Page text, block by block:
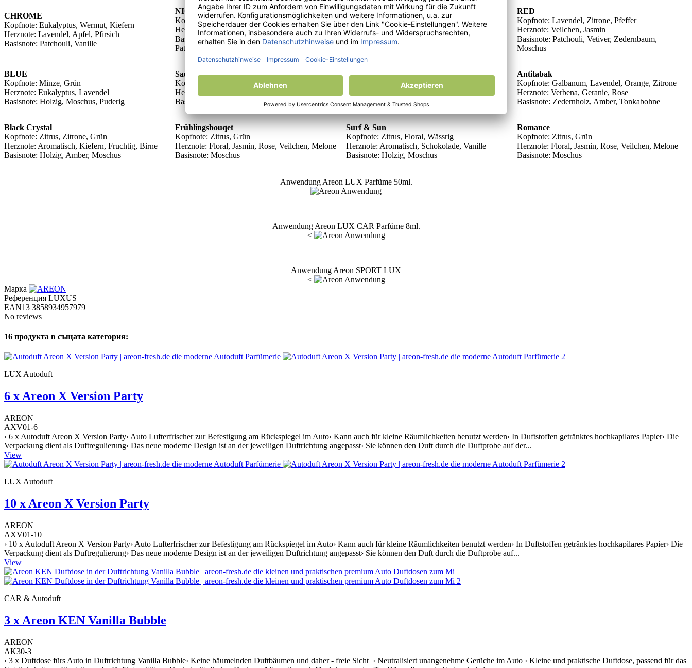
CHROME
Kopfnote: Eukalyptus, Wermut, Kiefern
Herznote: Lavendel, Apfel, Pfirsich
Basisnote: Patchouli, Vanille
NICKEL
Kopfnote: Zitrone, Thymian, Kardamom
Herznote: Salbei, Lavendel, Zypresse
Basisnote: Zedernholz, Sandalbaum, Moschus,
Patchouli
BLACK
Kopfnote: Bergamot, Grapefruit, Pfeffer
Herznote: Geranie, Patchouli, Zedernbaum
Basisnote: Vetiver, Sandalzbaum, Moschus
RED
Kopfnote: Lavendel, Zitrone, Pfeffer
Herznote: Veilchen, Jasmin
Basisnote: Patchouli, Vetiver, Zedernbaum,
Moschus
BLUE
Kopfnote: Minze, Grün
Herznote: Eukalyptus, Lavendel
Basisnote: Holzig, Moschus, Puderig
Sauerstoff
Kopfnote: Eukalyptus, Wermut, Kiefern
Herznote: Lavendel, Apfel, Pfirsich
Basisnote: Patchouli, Vanille
Melone
Kopfnote: Melone, Johannisbeere
Herznote: Pfirsich, Veilchen
Basisnote: Pralinen, Vanille
Antitabak
Kopfnote: Galbanum, Lavendel, Orange, Zitrone
Herznote: Verbena, Geranie, Rose
Basisnote: Zedernholz, Amber, Tonkabohne
Black Crystal
Kopfnote: Zitrus, Zitrone, Grün
Herznote: Aromatisch, Kiefern, Fruchtig, Birne
Basisnote: Holzig, Amber, Moschus
Frühlingsbouqet
Kopfnote: Zitrus, Grün
Herznote: Floral, Jasmin, Rose, Veilchen, Melone
Basisnote: Moschus
Surf & Sun
Kopfnote: Zitrus, Floral, Wässrig
Herznote: Aromatisch, Schokolade, Vanille
Basisnote: Holzig, Moschus
Romance
Kopfnote: Zitrus, Grün
Herznote: Floral, Jasmin, Rose, Veilchen, Melone
Basisnote: Moschus
Anwendung Areon LUX Parfüme 50ml.
Anwendung Areon LUX CAR Parfüme 8ml.
<
Anwendung Areon SPORT LUX
<
Марка
Референция LUXUS
EAN13 3858934957979
No reviews
16 продукта в същата категория:
LUX Autoduft
6 x Areon X Version Party
AREON
AXV01-6
› 6 x Autoduft Areon X Version Party› Auto Lufterfrischer zur Befestigung am Rückspiegel im Auto› Kann auch für kleine Räumlichkeiten benutzt werden› In Duftstoffen getränktes hochkapilares Papier› Die
Verpackung dient als Duftregulierung› Das neue moderne Design ist an der jeweiligen Duftrichtung angepasst› Sie können den Duft durch die Duftprobe auf der...
View
LUX Autoduft
10 x Areon X Version Party
AREON
AXV01-10
› 10 x Autoduft Areon X Version Party› Auto Lufterfrischer zur Befestigung am Rückspiegel im Auto› Kann auch für kleine Räumlichkeiten benutzt werden› In Duftstoffen getränktes hochkapilares Papier› Die
Verpackung dient als Duftregulierung› Das neue moderne Design ist an der jeweiligen Duftrichtung angepasst› Sie können den Duft durch die Duftprobe auf...
View
CAR & Autoduft
3 x Areon KEN Vanilla Bubble
AREON
AK30-3
› 3 x Duftdose fürs Auto in Duftrichtung Vanilla Bubble› Keine bäumelnden Duftbäumen und daher - freie Sicht › Neutralisiert unangenehme Gerüche im Auto › Kleine und praktische Duftdose, passend für das